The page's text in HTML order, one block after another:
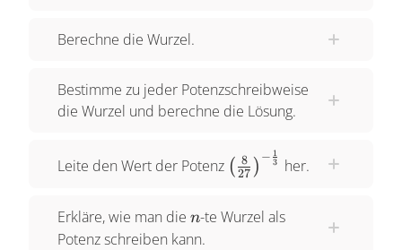
Berechne die Wurzel.
Bestimme zu jeder Potenzschreibweise
die Wurzel und berechne die Lösung.
Leite den Wert der Potenz
\frac13}
( 27
8 ) − 3
1
her.
Erkläre, wie man die n
n-te Wurzel als
Potenz schreiben kann.